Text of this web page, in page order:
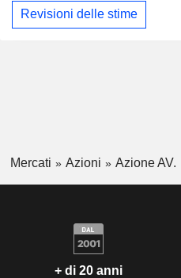
Revisioni delle stime
Mercati Azioni Azione AV.
+ di 20 anni